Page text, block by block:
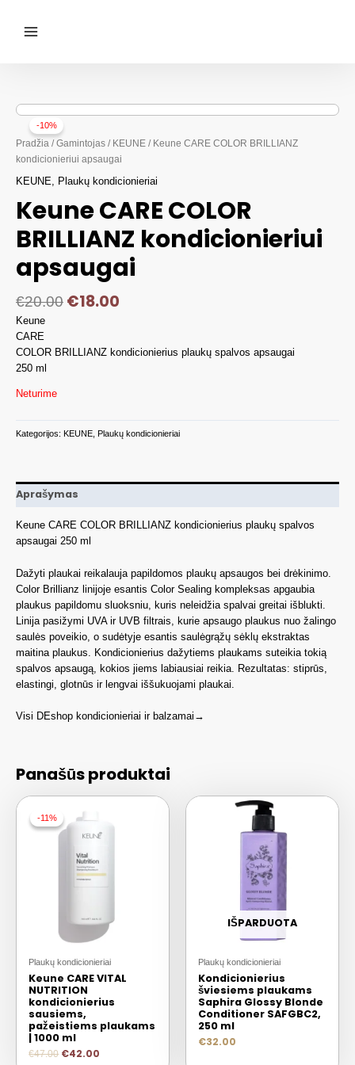
turinio
-10%
Pradžia /Gamintojas / KEUNE / Keune CARE COLOR BRILLIANZ
kondicionieriui apsaugai
KEUNE, Plaukų kondicionieriai
Keune CARE COLOR
BRILLIANZ kondicionieriui
apsaugai
€20.00 €18.00
Keune
CARE
COLOR BRILLIANZ kondicionierius plaukų spalvos apsaugai
250 ml
Neturime
Kategorijos: KEUNE Plaukų kondicionieriai
Aprašymas
Keune CARE COLOR BRILLIANZ kondicionierius plaukų spalvos
apsaugai 250 ml
Dažyti plaukai reikalauja papildomos plaukų apsaugos bei drėkinimo.
Color Brillianz linijoje esantis Color Sealing kompleksas apgaubia
plaukus papildomu sluoksniu, kuris neleidžia spalvai greitai išblukti.
Linija pasižymi UVA ir UVB filtrais, kurie apsaugo plaukus nuo žalingo
saulės poveikio, o sudėtyje esantis saulėgrąžų sėklų ekstraktas
maitina plaukus. Kondicionierius dažytiems plaukams suteikia tokią
spalvos apsaugą, kokios jiems labiausiai reikia. Rezultatas: stiprūs,
elastingi, glotnūs ir lengvai iššukuojami plaukai.
Visi DEshop kondicionieriai ir balzamai→
Panašūs produktai
-11%
-11%
Plaukų kondicionieriai
Keune CARE VITAL
NUTRITION
kondicionierius
sausiems,
pažeistiems plaukams
| 1000 ml
€47.00 €42.00
IŠPARDUOTA
Plaukų kondicionieriai
Kondicionierius
šviesiems plaukams
Saphira Glossy Blonde
Conditioner SAFGBC2,
250 ml
€32.00